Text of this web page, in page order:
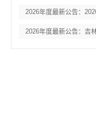
2026年度最新公告：
2026年度最新公告：吉